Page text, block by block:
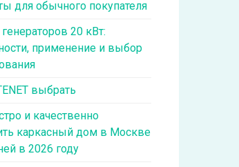
для обычного покупателя
20 кВт:
применение и выбор
выбрать
и качественно
каркасный дом в Москве
в 2026 году